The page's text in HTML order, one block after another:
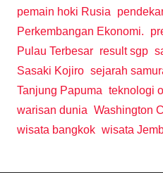
pemain hoki Rusia
Perkembangan Ekonomi.
Pulau Terbesar result sgp
Sasaki Kojiro sejarah
Tanjung Papuma teknologi
warisan dunia Washington
wisata bangkok wisata